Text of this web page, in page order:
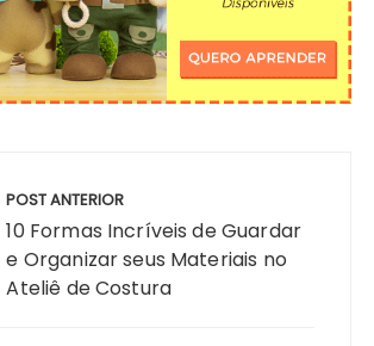
POST ANTERIOR
10 Formas Incríveis de Guardar
e Organizar seus Materiais no
Ateliê de Costura